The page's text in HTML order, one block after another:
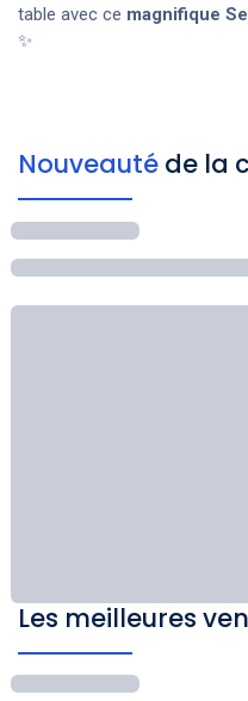
table avec ce magnifique
✨
Nouveauté de la
Les meilleures